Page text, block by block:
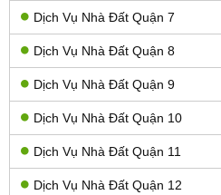
Dịch Vụ Nhà Đất Quận 7
Dịch Vụ Nhà Đất Quận 8
Dịch Vụ Nhà Đất Quận 9
Dịch Vụ Nhà Đất Quận 10
Dịch Vụ Nhà Đất Quận 11
Dịch Vụ Nhà Đất Quận 12